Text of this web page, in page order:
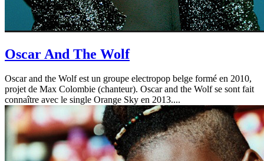
Oscar And The Wolf
Oscar and the Wolf est un groupe electropop belge formé en 2010,
projet de Max Colombie (chanteur). Oscar and the Wolf se sont fait
connaître avec le single Orange Sky en 2013....